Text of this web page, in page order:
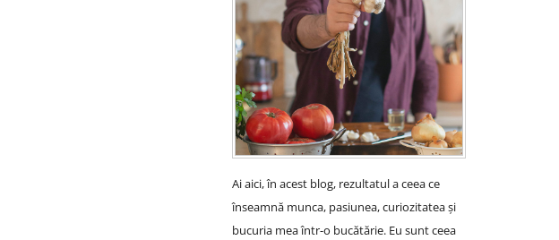
Ai aici, în acest blog, rezultatul a ceea ce
înseamnă munca, pasiunea, curiozitatea și
bucuria mea într-o bucătărie. Eu sunt ceea